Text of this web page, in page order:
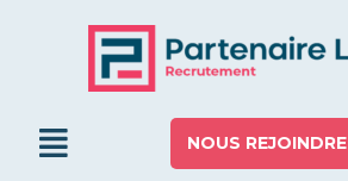
NOUS REJOINDRE